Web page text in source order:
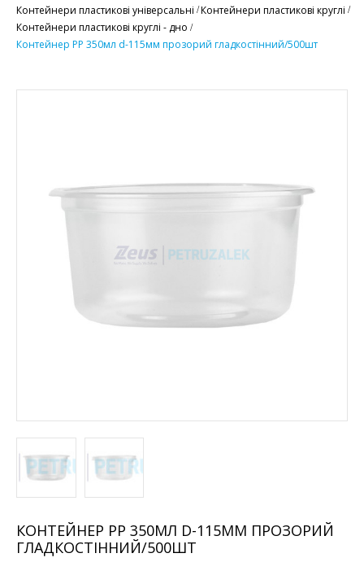
Контейнери пластикові універсальні Контейнери пластикові круглі
Контейнери пластикові круглі - дно
Контейнер РР 350мл d-115мм прозорий гладкостінний/500шт
КОНТЕЙНЕР РР 350МЛ D-115ММ ПРОЗОРИЙ
ГЛАДКОСТІННИЙ/500ШТ